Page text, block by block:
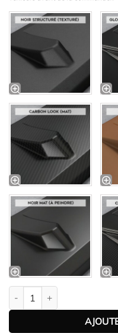
quantité de Lame de